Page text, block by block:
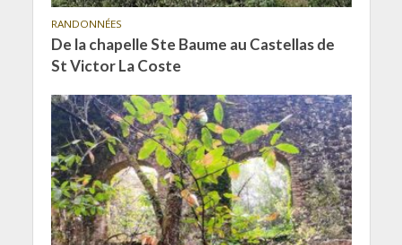
RANDONNÉES
De la chapelle Ste Baume au Castellas de
St Victor La Coste